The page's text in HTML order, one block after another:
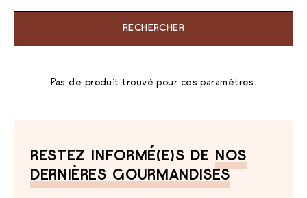
RECHERCHER
Pas de produit trouvé pour ces paramètres.
RESTEZ INFORMÉ(E)S DE
NOS
DERNIÈRES GOURMANDISES